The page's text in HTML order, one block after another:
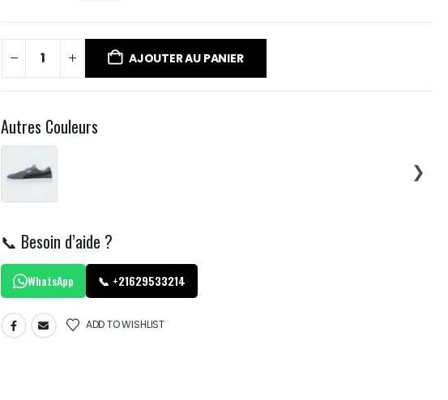
AJOUTER AU PANIER
Autres Couleurs
❯
📞 Besoin d’aide ?
WhatsApp 📞 +21629533214
ADD TO WISHLIST